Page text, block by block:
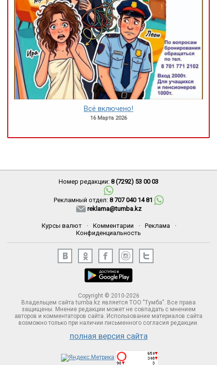
Всё включено!
16 Марта 2026
Номер редакции: 8 (7292) 53 00 03
Рекламный отдел: 8 707 040 14 81
reklama@tumba.kz
Курсы валют · Комментарии · Реклама
·
Конфиденциальность
Copyright © 2010-2026
Владельцем сайта tumba.kz является ТОО "Тумба". Все права
защищены. Мнение редакции может не совпадать с мнением
авторов и комментаторов сайта. Использование материалов сайта
возможно только при наличии письменного согласия редакции.
полная версия сайта